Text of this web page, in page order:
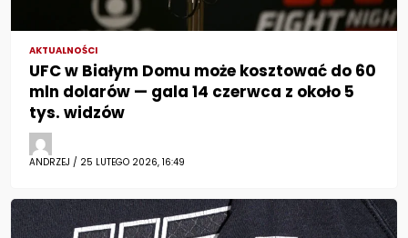
AKTUALNOŚCI
UFC w Białym Domu może kosztować do 60
mln dolarów — gala 14 czerwca z około 5
tys. widzów
ANDRZEJ / 25 LUTEGO 2026, 16:49